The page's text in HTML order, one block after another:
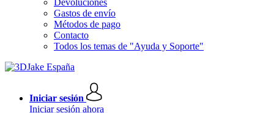
Devoluciones
Gastos de envío
Métodos de pago
Contacto
Todos los temas de "Ayuda y Soporte"
Iniciar sesión
Iniciar sesión ahora